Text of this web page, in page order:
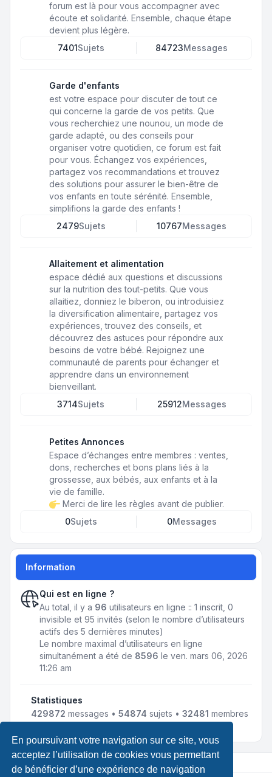
En poursuivant votre navigation sur ce site, vous
acceptez l’utilisation de cookies vous permettant
de bénéficier d’une expérience de navigation
forum est là pour vous accompagner avec
écoute et solidarité. Ensemble, chaque étape
devient plus légère.
7401Sujets 84723Messages
Garde d'enfants
est votre espace pour discuter de tout ce
qui concerne la garde de vos petits. Que
vous recherchiez une nounou, un mode de
garde adapté, ou des conseils pour
organiser votre quotidien, ce forum est fait
pour vous. Échangez vos expériences,
partagez vos recommandations et trouvez
des solutions pour assurer le bien-être de
vos enfants en toute sérénité. Ensemble,
simplifions la garde des enfants !
2479Sujets 10767Messages
Allaitement et alimentation
espace dédié aux questions et discussions
sur la nutrition des tout-petits. Que vous
allaitiez, donniez le biberon, ou introduisiez
la diversification alimentaire, partagez vos
expériences, trouvez des conseils, et
découvrez des astuces pour répondre aux
besoins de votre bébé. Rejoignez une
communauté de parents pour échanger et
apprendre dans un environnement
bienveillant.
3714Sujets 25912Messages
Petites Annonces
Espace d’échanges entre membres : ventes,
dons, recherches et bons plans liés à la
grossesse, aux bébés, aux enfants et à la
vie de famille.
Merci de lire les règles avant de publier.
0Sujets 0Messages
Information
Qui est en ligne ?
Au total, il y a 96 utilisateurs en ligne :: 1 inscrit, 0
invisible et 95 invités (selon le nombre d’utilisateurs
actifs des 5 dernières minutes)
Le nombre maximal d’utilisateurs en ligne
simultanément a été de 8596 le ven. mars 06, 2026
11:26 am
Statistiques
429872 messages • 54874 sujets • 32481 membres